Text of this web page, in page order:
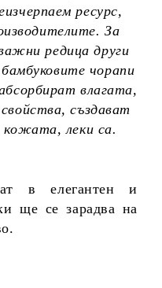
ресурс,
За
редица други
чорапи
влагата,
създават
кожата, леки са.
в елегантен и
ще се зарадва на